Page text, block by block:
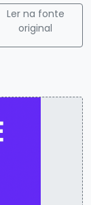
Ler na fonte
original